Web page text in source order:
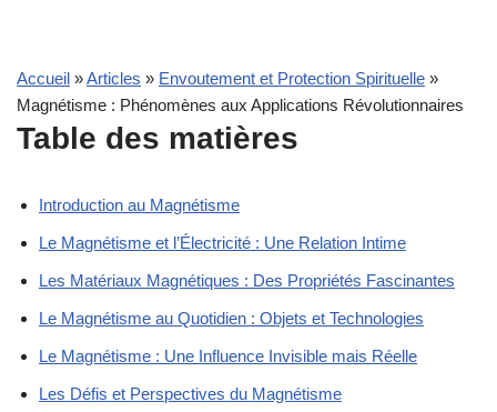
Accueil »Articles » Envoutement et Protection Spirituelle »
Magnétisme : Phénomènes aux Applications Révolutionnaires
Table des matières
Introduction au Magnétisme
Le Magnétisme et l’Électricité : Une Relation Intime
Les Matériaux Magnétiques : Des Propriétés Fascinantes
Le Magnétisme au Quotidien : Objets et Technologies
Le Magnétisme : Une Influence Invisible mais Réelle
Les Défis et Perspectives du Magnétisme